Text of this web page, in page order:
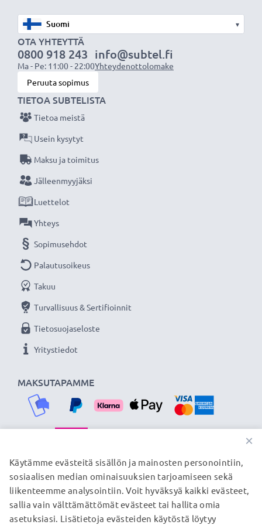
Olemme vuonna 2004 perustettu kansainvälinen
verkkokauppa, joka tarjoaa laadukkaita tuotteita, ja
siksi tarjoamme 36 kuukauden takuun!
▾
OTA YHTEYTTÄ
0800 918 243
Ma - Pe: 11:00 - 22:00
info@subtel.fi
Yhteydenottolomake
Peruuta sopimus
MAKSUTAPAMME
TIETOA SUBTELISTA
Tietoa meistä
Usein kysytyt
Maksu ja toimitus
Jälleenmyyjäksi
Luettelot
Yhteys
Sopimusehdot
Palautusoikeus
Takuu
Turvallisuus & Sertifioinnit
Tietosuojaseloste
Yritystiedot
TOIMITUSKUMPPANIMME
© subtel.fi 2026
Kaikki hinnat sisältävät arvonlisäveron, mutta ei
×
Käytämme evästeitä sisällön ja mainosten personointiin,
sosiaalisen median ominaisuuksien tarjoamiseen sekä
liikenteemme analysointiin. Voit hyväksyä kaikki evästeet,
sallia vain välttämättömät evästeet tai hallita omia
asetuksiasi. Lisätietoja evästeiden käytöstä löytyy